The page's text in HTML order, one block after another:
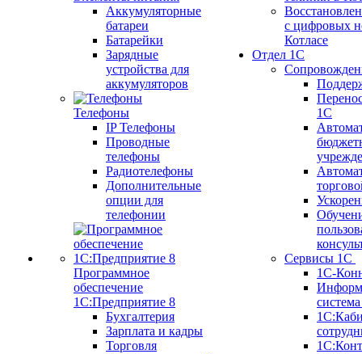
Аккумуляторные
батареи
Батарейки
Зарядные
устройства для
аккумуляторов
Телефоны
IP Телефоны
Проводные
телефоны
Радиотелефоны
Дополнительные
опции для
телефонии
Программное
обеспечение
1С:Предприятие 8
Бухгалтерия
Зарплата и кадры
Торговля
с цифровых
Котлаcе
Отдел 1С
1С
Сервисы 1С
1С-